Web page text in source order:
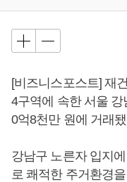
[비즈니스포스트] 재
4구역에 속한 서울
0억8천만 원에 거래
강남구 노른자 입지
로 쾌적한 주거환경